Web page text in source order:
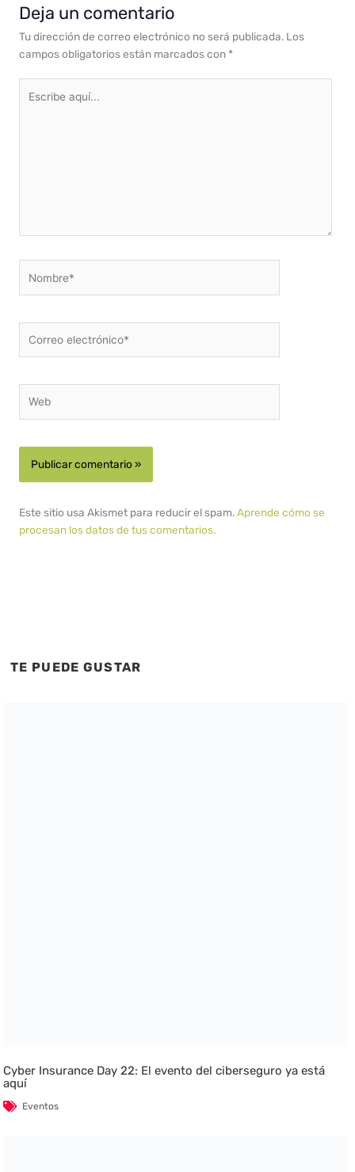
Deja un comentario
Tu dirección de correo electrónico no será publicada. Los
campos obligatorios están marcados con *
aquí...
electrónico*
Este sitio usa Akismet para reducir el spam.Aprende cómo se
procesan los datos de tus comentarios.
TE PUEDE GUSTAR
Cyber Insurance Day 22: El evento del ciberseguro ya está
aquí
Eventos